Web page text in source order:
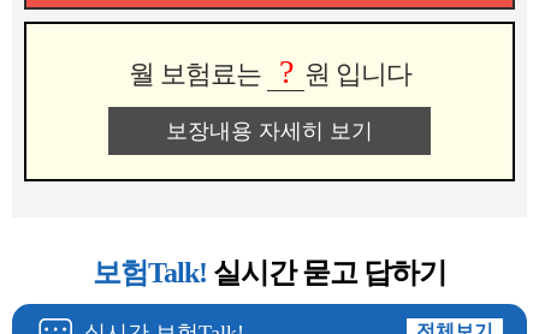
월 보험료는 ? 원 입니다
보장내용 자세히 보기